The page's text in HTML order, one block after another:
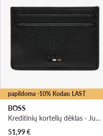
papildoma -10% Kodas: LAST
BOSS
Kreditinių kortelių dėklas · Juoda
51,99€